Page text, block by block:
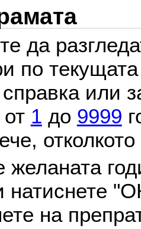
да
по
справка или
1 до 9999
желаната
натиснете
на